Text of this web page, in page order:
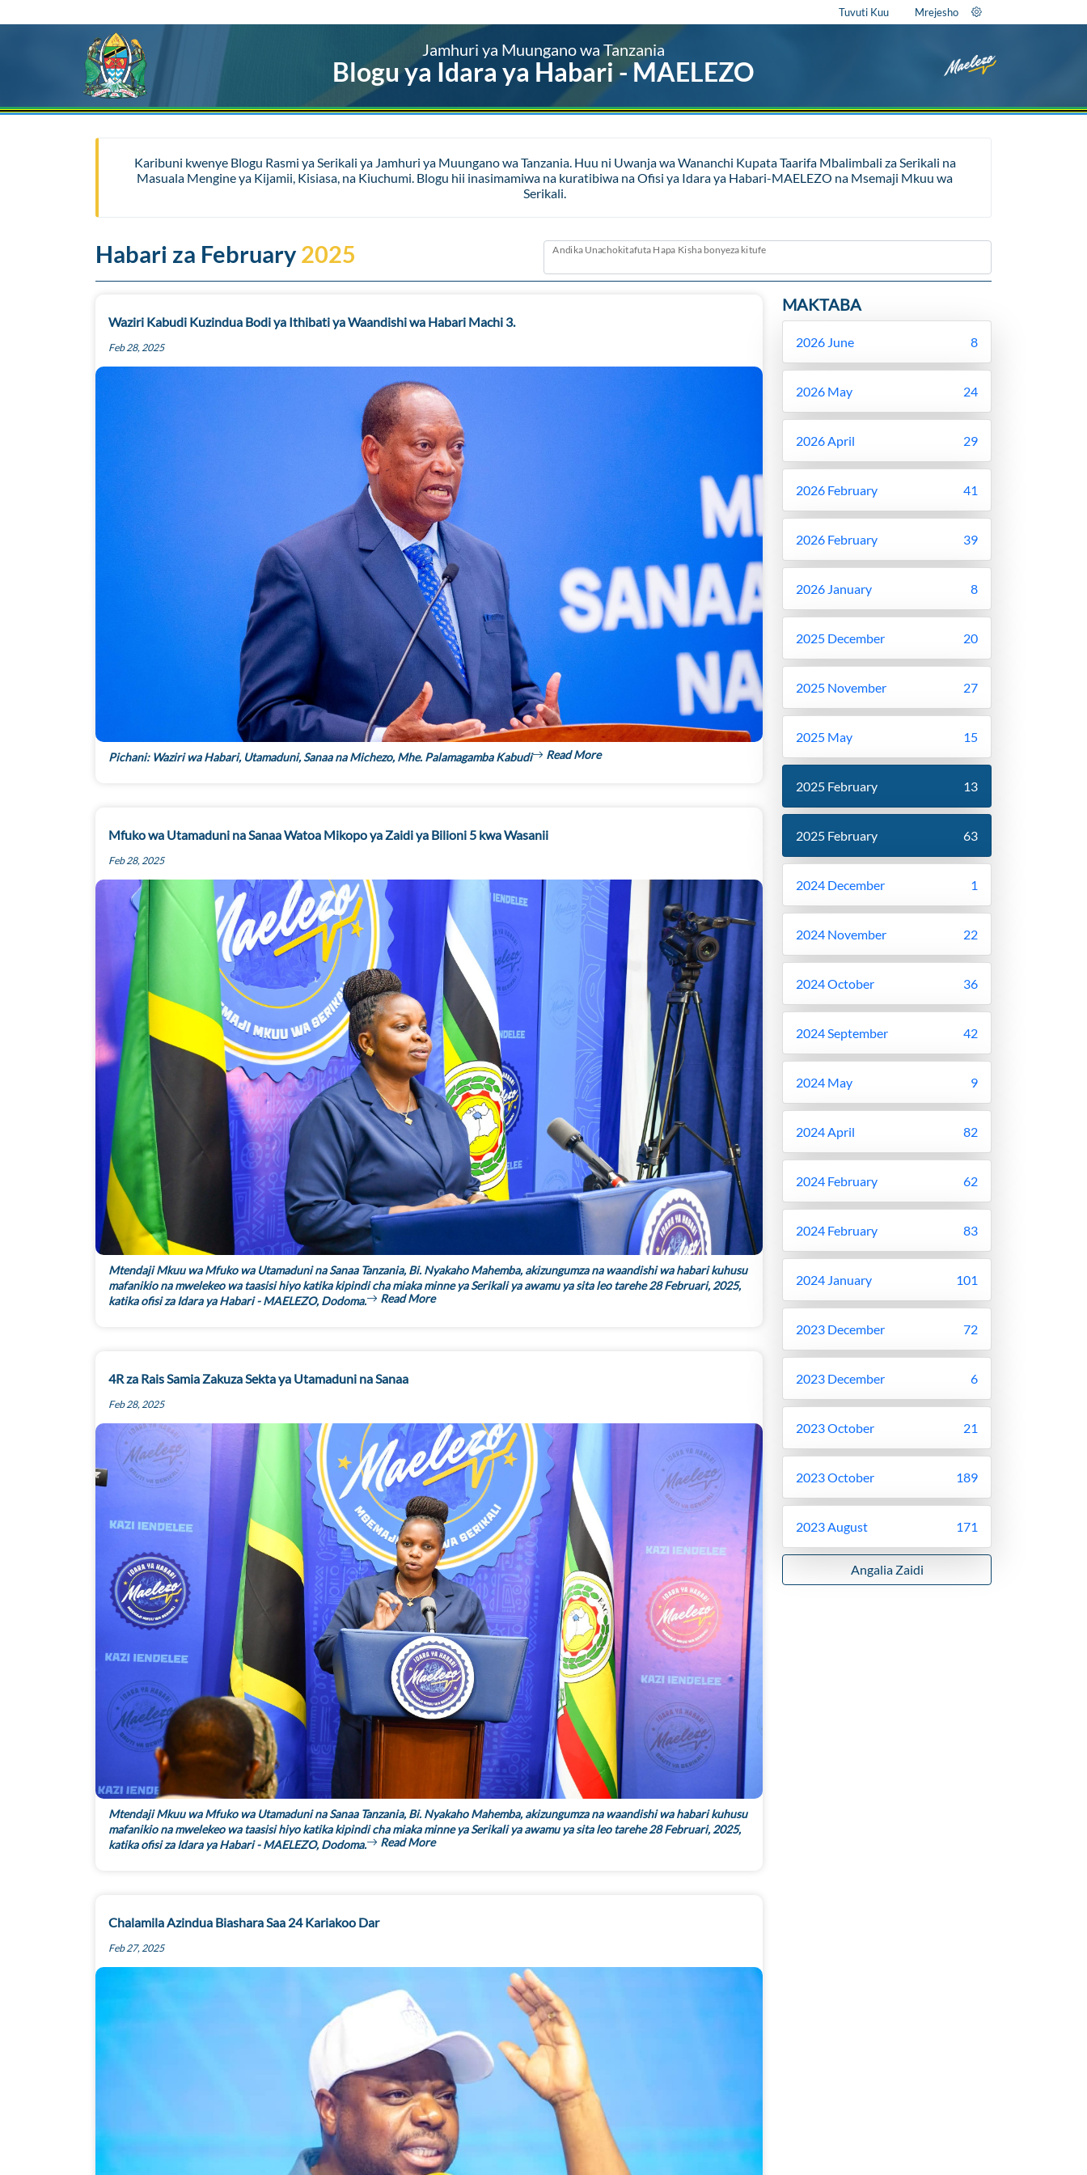
Tuvuti Kuu Mrejesho
Jamhuri ya Muungano wa Tanzania
Blogu ya Idara ya Habari - MAELEZO
Karibuni kwenye Blogu Rasmi ya Serikali ya Jamhuri ya Muungano wa Tanzania. Huu ni Uwanja wa Wananchi Kupata Taarifa Mbalimbali za Serikali na
Masuala Mengine ya Kijamii, Kisiasa, na Kiuchumi. Blogu hii inasimamiwa na kuratibiwa na Ofisi ya Idara ya Habari-MAELEZO na Msemaji Mkuu wa
Serikali.
Habari za February2025 Andika Unachokitafuta Hapa Kisha bonyeza kitufe
Waziri Kabudi Kuzindua Bodi ya Ithibati ya Waandishi wa Habari Machi 3.
Feb 28, 2025
Pichani: Waziri wa Habari, Utamaduni, Sanaa na Michezo, Mhe. Palamagamba Kabudi Read More
Mfuko wa Utamaduni na Sanaa Watoa Mikopo ya Zaidi ya Bilioni 5 kwa Wasanii
Feb 28, 2025
Mtendaji Mkuu wa Mfuko wa Utamaduni na Sanaa Tanzania, Bi. Nyakaho Mahemba, akizungumza na waandishi wa habari kuhusu
mafanikio na mwelekeo wa taasisi hiyo katika kipindi cha miaka minne ya Serikali ya awamu ya sita leo tarehe 28 Februari, 2025,
katika ofisi za Idara ya Habari - MAELEZO, Dodoma.
Read More
4R za Rais Samia Zakuza Sekta ya Utamaduni na Sanaa
Feb 28, 2025
Mtendaji Mkuu wa Mfuko wa Utamaduni na Sanaa Tanzania, Bi. Nyakaho Mahemba, akizungumza na waandishi wa habari kuhusu
mafanikio na mwelekeo wa taasisi hiyo katika kipindi cha miaka minne ya Serikali ya awamu ya sita leo tarehe 28 Februari, 2025,
katika ofisi za Idara ya Habari - MAELEZO, Dodoma.
Read More
Chalamila Azindua Biashara Saa 24 Kariakoo Dar
Feb 27, 2025
MAKTABA
2026 June 8
2026 May 24
2026 April 29
2026 February 41
2026 February 39
2026 January 8
2025 December 20
2025 November 27
2025 May 15
2025 February 13
2025 February 63
2024 December 1
2024 November 22
2024 October 36
2024 September 42
2024 May 9
2024 April 82
2024 February 62
2024 February 83
2024 January 101
2023 December 72
2023 December 6
2023 October 21
2023 October 189
2023 August 171
Angalia Zaidi